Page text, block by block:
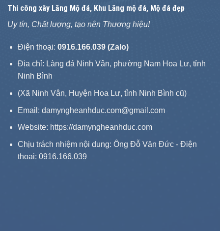
Thi công xây Lăng Mộ đá, Khu Lăng mộ đá, Mộ đá đẹp
Uy tín, Chất lượng, tạo nên Thương hiệu!
Điện thoại: 0916.166.039 (Zalo)
Địa chỉ: Làng đá Ninh Vân, phường Nam Hoa Lư, tỉnh
Ninh Bình
(Xã Ninh Vân, Huyện Hoa Lư, tỉnh Ninh Bình cũ)
Email: damyngheanhduc.com@gmail.com
Website: https://damyngheanhduc.com
Chịu trách nhiệm nội dung: Ông Đỗ Văn Đức - Điện
thoại: 0916.166.039